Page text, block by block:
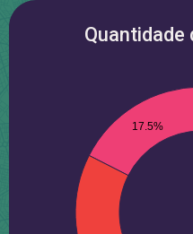
Quantidade
17.5%